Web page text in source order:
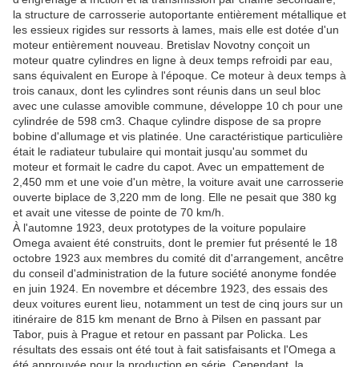
la structure de carrosserie autoportante entièrement métallique et
les essieux rigides sur ressorts à lames, mais elle est dotée d'un
moteur entièrement nouveau. Bretislav Novotny conçoit un
moteur quatre cylindres en ligne à deux temps refroidi par eau,
sans équivalent en Europe à l'époque. Ce moteur à deux temps à
trois canaux, dont les cylindres sont réunis dans un seul bloc
avec une culasse amovible commune, développe 10 ch pour une
cylindrée de 598 cm3. Chaque cylindre dispose de sa propre
bobine d'allumage et vis platinée. Une caractéristique particulière
était le radiateur tubulaire qui montait jusqu'au sommet du
moteur et formait le cadre du capot. Avec un empattement de
2,450 mm et une voie d'un mètre, la voiture avait une carrosserie
ouverte biplace de 3,220 mm de long. Elle ne pesait que 380 kg
et avait une vitesse de pointe de 70 km/h.
À l'automne 1923, deux prototypes de la voiture populaire
Omega avaient été construits, dont le premier fut présenté le 18
octobre 1923 aux membres du comité dit d'arrangement, ancêtre
du conseil d'administration de la future société anonyme fondée
en juin 1924. En novembre et décembre 1923, des essais des
deux voitures eurent lieu, notamment un test de cinq jours sur un
itinéraire de 815 km menant de Brno à Pilsen en passant par
Tabor, puis à Prague et retour en passant par Policka. Les
résultats des essais ont été tout à fait satisfaisants et l'Omega a